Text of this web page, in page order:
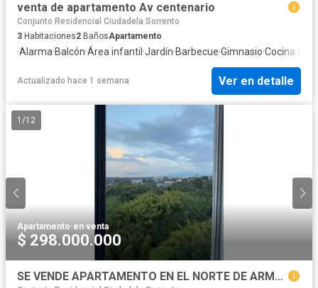
venta de apartamento Av centenario
Conjunto Residencial Ciudadela Sorrento
3 Habitaciones2 BañosApartamento
·Alarma·Balcón·Área infantil ·Jardín·Barbecue·Gimnasio·Cocina
Actualizado hace 1 semana Ver en detalle
1 /12
Apartamento·en venta
$ 298.000.000
SE VENDE APARTAMENTO EN EL NORTE DE ARMENIA